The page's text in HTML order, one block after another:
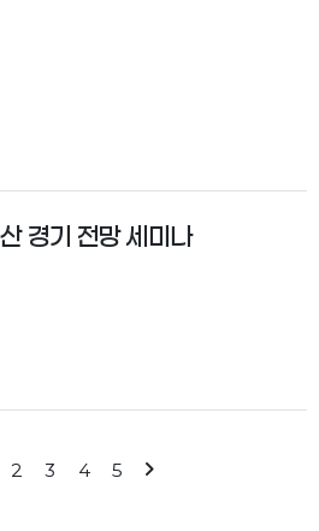
경기 전망 세미나
2 3 4 5 chevron_right